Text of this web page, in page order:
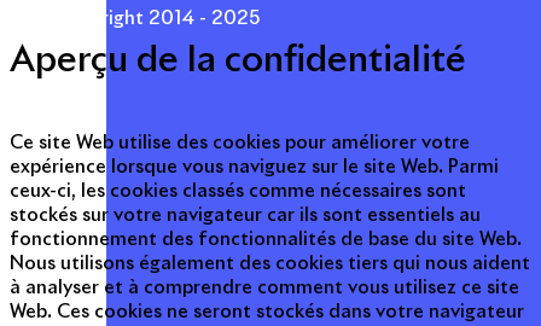
© Copyright 2014 - 2025
Aperçu de la confidentialité
Ce site Web utilise des cookies pour améliorer votre
expérience lorsque vous naviguez sur le site Web. Parmi
ceux-ci, les cookies classés comme nécessaires sont
stockés sur votre navigateur car ils sont essentiels au
fonctionnement des fonctionnalités de base du site Web.
Nous utilisons également des cookies tiers qui nous aident
à analyser et à comprendre comment vous utilisez ce site
Web. Ces cookies ne seront stockés dans votre navigateur